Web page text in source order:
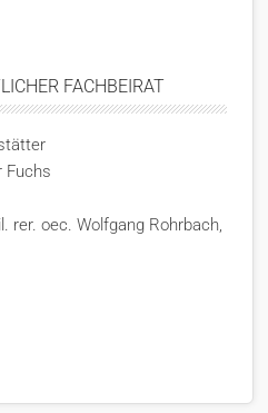
FACHBEIRAT
Fuchs
rer. oec. Wolfgang Rohrbach,